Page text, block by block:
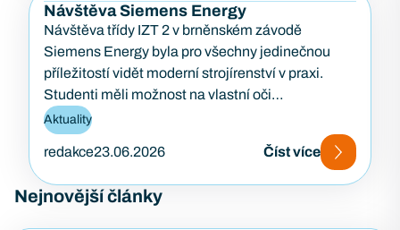
Návštěva Siemens Energy
Návštěva třídy IZT 2 v brněnském závodě
Siemens Energy byla pro všechny jedinečnou
příležitostí vidět moderní strojírenství v praxi.
Studenti měli možnost na vlastní oči…
Aktuality
redakce23.06.2026 Číst více
Nejnovější články